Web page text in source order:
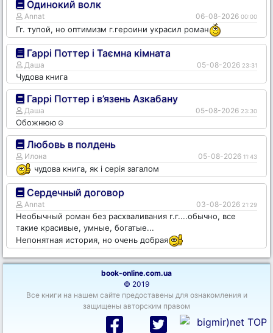
Одинокий волк
Annat 06-08-2026 00:00
Гг. тупой, но оптимизм г.героини украсил роман
Гаррі Поттер і Таємна кімната
Даша 05-08-2026 23:31
Чудова книга
Гаррі Поттер і в’язень Азкабану
Даша 05-08-2026 23:30
Обожнюю☺️
Любовь в полдень
Илона 05-08-2026 11:43
чудова книга, як і серія загалом
Сердечный договор
Annat 03-08-2026 21:29
Необычный роман без расхваливания г.г....обычно, все
такие красивые, умные, богатые...
Непонятная история, но очень добрая
book-online.com.ua
© 2019
Все книги на нашем сайте предоставены для ознакомления и
защищены авторским правом